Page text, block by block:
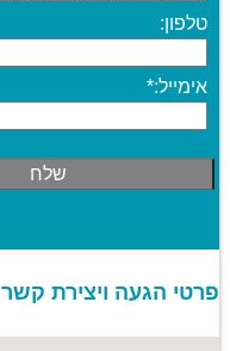
טלפון:
אימייל:*
פרטי הגעה ויצירת קשר